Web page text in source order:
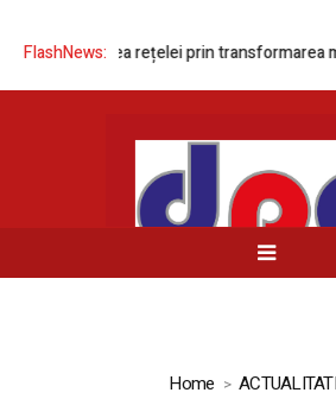
FlashNews:
modernizarea rețelei prin transformarea
Home